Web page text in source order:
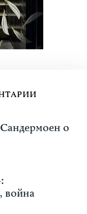
о
война